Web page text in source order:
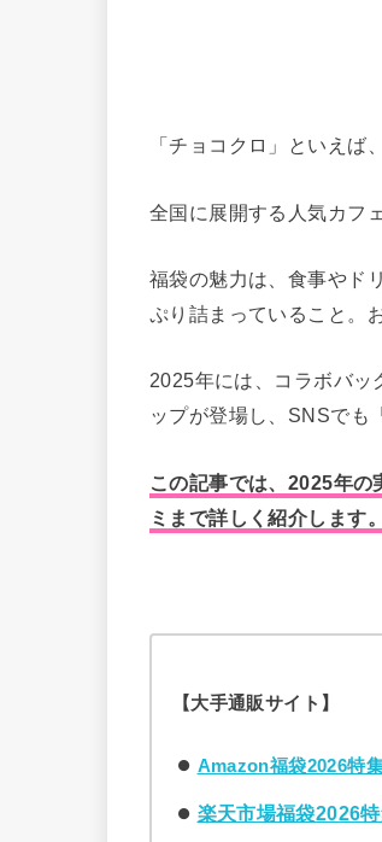
「チョコクロ」といえば
全国に展開する人気カフ
福袋の魅力は、食事やド
ぷり詰まっていること。
2025年には、コラボバッ
ップが登場し、SNSでも
この記事では、2025年の
ミまで詳しく紹介します。
【大手通販サイト】
Amazon福袋2026特
楽天市場福袋2026